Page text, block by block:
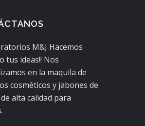
M&J Hacemos
tus ideas!! Nos
en la maquila de
cosméticos y jabones de
alta calidad para